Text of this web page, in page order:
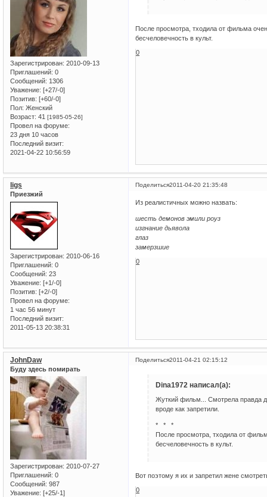
Зарегистрирован: 2010-09-13
Приглашений: 0
Сообщений: 1306
Уважение: [+27/-0]
Позитив: [+60/-0]
Пол: Женский
Возраст: 41 [1985-05-26]
Провел на форуме:
23 дня 10 часов
Последний визит:
2021-04-22 10:56:59
После просмотра, тходила от фильма
бесчеловечность в культ.
0
Поделиться2011-04-20 21:35:48
ligs
Приезжий
Зарегистрирован: 2010-06-16
Приглашений: 0
Сообщений: 23
Уважение: [+1/-0]
Позитив: [+2/-0]
Провел на форуме:
1 час 56 минут
Последний визит:
2011-05-13 20:38:31
Из реалистичных можно назвать:
шесть демонов эмили роуз
изгнание дьявола
глаз
замерзшие
0
Поделиться2011-04-21 02:15:12
JohnDaw
Буду здесь помирать
Зарегистрирован: 2010-07-27
Приглашений: 0
Сообщений: 987
Уважение: [+25/-1]
Dina1972 написал(а):
Жуткий фильм... Смотрела правда
вроде как запретили.
* * *
После просмотра, тходила от
бесчеловечность в культ.
Вот поэтому я их и запретил жене
0